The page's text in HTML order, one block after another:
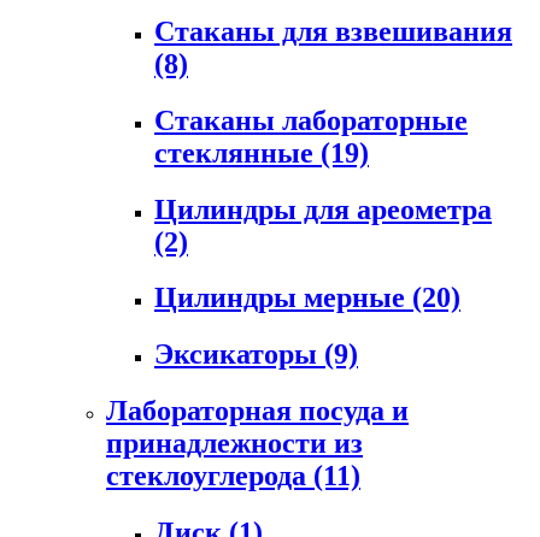
Стаканы для взвешивания
(8)
Стаканы лабораторные
стеклянные (19)
Цилиндры для ареометра
(2)
Цилиндры мерные (20)
Эксикаторы (9)
Лабораторная посуда и
принадлежности из
стеклоуглерода (11)